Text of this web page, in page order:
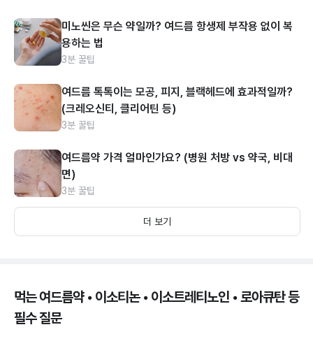
미노씬은 무슨 약일까? 여드름 항생제 부작용 없이 복
용하는 법
3분 꿀팁
여드름 톡톡이는 모공, 피지, 블랙헤드에 효과적일까?
(크레오신티, 클리어틴 등)
3분 꿀팁
여드름약 가격 얼마인가요? (병원 처방 vs 약국, 비대
면)
3분 꿀팁
더 보기
먹는 여드름약 • 이소티논 • 이소트레티노인 • 로아큐탄 등
필수 질문